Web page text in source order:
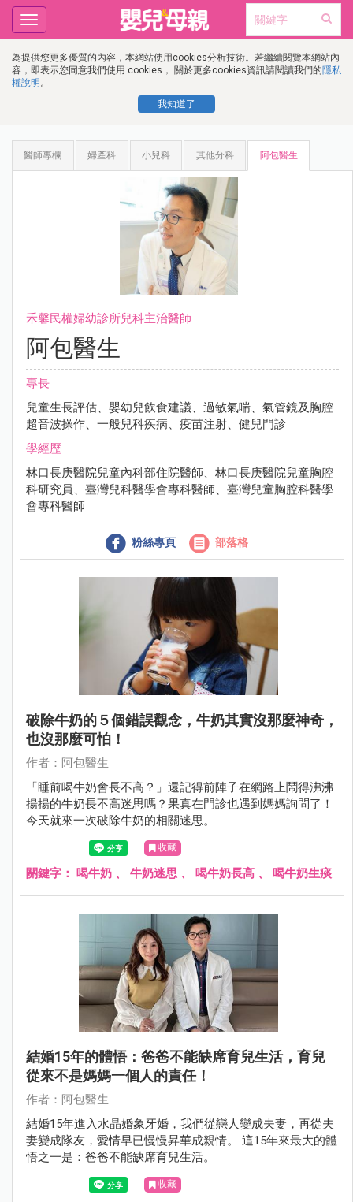
為提供您更多優質的內容，本網站使用cookies分析技術。若繼續閱覽本網站內
容，即表示您同意我們使用 cookies， 關於更多cookies資訊請閱讀我們的隱私
權說明 。
我知道了
Toggle
navigation
醫師專欄 婦產科 小兒科 其他分科 阿包醫生
禾馨民權婦幼診所兒科主治醫師
阿包醫生
專長
兒童生長評估、嬰幼兒飲食建議、過敏氣喘、氣管鏡及胸腔
超音波操作、一般兒科疾病、疫苗注射、健兒門診
學經歷
林口長庚醫院兒童內科部住院醫師、林口長庚醫院兒童胸腔
科研究員、臺灣兒科醫學會專科醫師、臺灣兒童胸腔科醫學
會專科醫師
粉絲專頁 部落格
破除牛奶的５個錯誤觀念，牛奶其實沒那麼神奇，
也沒那麼可怕！
作者：阿包醫生
「睡前喝牛奶會長不高？」還記得前陣子在網路上鬧得沸沸
揚揚的牛奶長不高迷思嗎？果真在門診也遇到媽媽詢問了！
今天就來一次破除牛奶的相關迷思。
收藏
關鍵字： 喝牛奶 、 牛奶迷思 、 喝牛奶長高 、 喝牛奶生痰
結婚15年的體悟：爸爸不能缺席育兒生活，育兒
從來不是媽媽一個人的責任！
作者：阿包醫生
結婚15年進入水晶婚象牙婚，我們從戀人變成夫妻，再從夫
妻變成隊友，愛情早已慢慢昇華成親情。 這15年來最大的體
悟之一是：爸爸不能缺席育兒生活。
收藏